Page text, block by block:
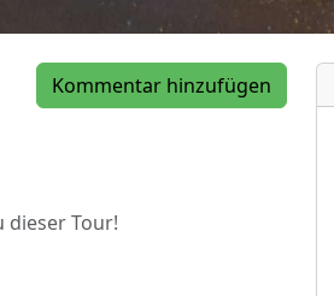
Kommentar hinzufügen
dieser Tour!